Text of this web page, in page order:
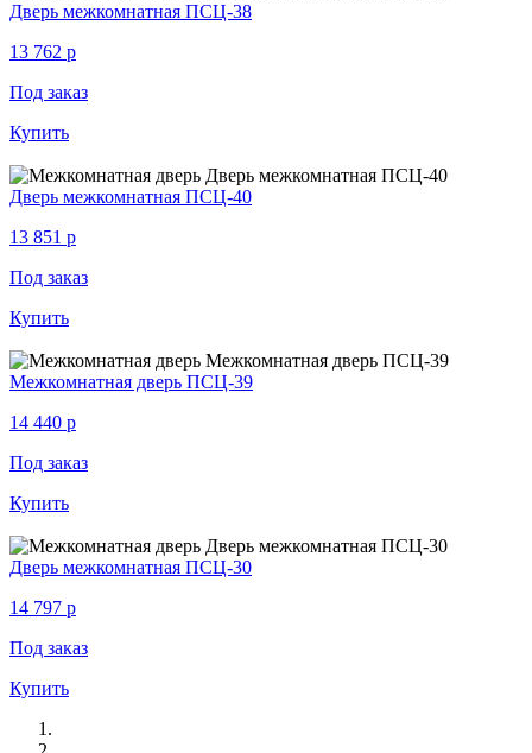
Дверь межкомнатная ПСЦ-38
13 762 p
Под заказ
Купить
Дверь межкомнатная ПСЦ-40
13 851 p
Под заказ
Купить
Межкомнатная дверь ПСЦ-39
14 440 p
Под заказ
Купить
Дверь межкомнатная ПСЦ-30
14 797 p
Под заказ
Купить